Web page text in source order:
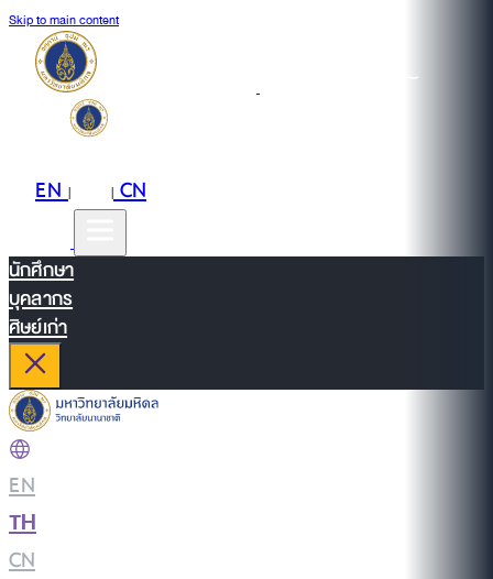
Skip to main content
EN| |CN
นักศึกษา
บุคลากร
ศิษย์เก่า
EN
TH
CN